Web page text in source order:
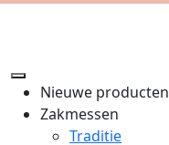
Nieuwe producten
Zakmessen
Traditie